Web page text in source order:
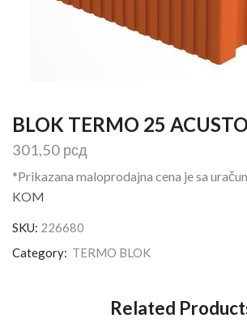
BLOK TERMO 25
301,50 рсд
*Prikazana maloprodajna cena je sa
KOM
SKU: 226680
Category: TERMO BLOK
Related